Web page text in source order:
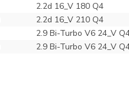
2.2d 16_V 180 Q4
2.2d 16_V 210 Q4
2.9 Bi-Turbo V6 24_V
2.9 Bi-Turbo V6 24_V